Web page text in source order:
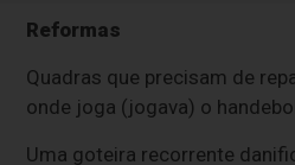
Reformas
Quadras que precisam de
onde joga (jogava) o handebol.
Uma goteira recorrente